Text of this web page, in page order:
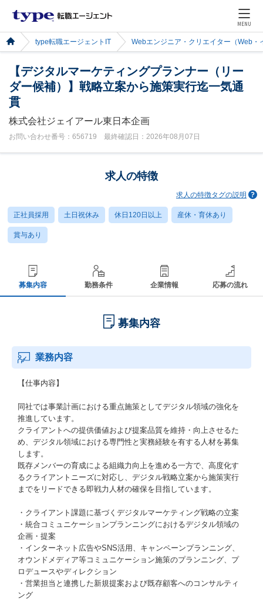
MENU
type転職エージェントIT Webエンジニア・クリエイター（Web・
【デジタルマーケティングプランナー（リー
ダー候補）】戦略立案から施策実行迄一気通
貫
株式会社ジェイアール東日本企画
お問い合わせ番号：656719 最終確認日：2026年08月07日
求人の特徴
求人の特徴タグの説明
正社員採用 土日祝休み 休日120日以上 産休・育休あり
賞与あり
募集内容 勤務条件 企業情報 応募の流れ
募集内容
業務内容
【仕事内容】
同社では事業計画における重点施策としてデジタル領域の強化を
推進しています。
クライアントへの提供価値および提案品質を維持・向上させるた
め、デジタル領域における専門性と実務経験を有する人材を募集
します。
既存メンバーの育成による組織力向上を進める一方で、高度化す
るクライアントニーズに対応し、デジタル戦略立案から施策実行
までをリードできる即戦力人材の確保を目指しています。
・クライアント課題に基づくデジタルマーケティング戦略の立案
・統合コミュニケーションプランニングにおけるデジタル領域の
企画・提案
・インターネット広告やSNS活用、キャンペーンプランニング、
オウンドメディア等コミュニケーション施策のプランニング、プ
ロデュースやディレクション
・営業担当と連携した新規提案および既存顧客へのコンサルティ
ング